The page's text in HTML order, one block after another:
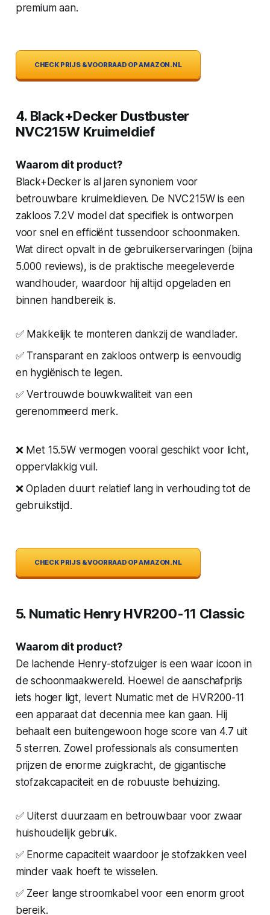
premium aan.
CHECK PRIJS & VOORRAAD OP AMAZON.NL
4. Black+Decker Dustbuster
NVC215W Kruimeldief
Waarom dit product?
Black+Decker is al jaren synoniem voor
betrouwbare kruimeldieven. De NVC215W is een
zakloos 7.2V model dat specifiek is ontworpen
voor snel en efficiënt tussendoor schoonmaken.
Wat direct opvalt in de gebruikerservaringen (bijna
5.000 reviews), is de praktische meegeleverde
wandhouder, waardoor hij altijd opgeladen en
binnen handbereik is.
✅ Makkelijk te monteren dankzij de wandlader.
✅ Transparant en zakloos ontwerp is eenvoudig
en hygiënisch te legen.
✅ Vertrouwde bouwkwaliteit van een
gerenommeerd merk.
❌ Met 15.5W vermogen vooral geschikt voor licht,
oppervlakkig vuil.
❌ Opladen duurt relatief lang in verhouding tot de
gebruikstijd.
CHECK PRIJS & VOORRAAD OP AMAZON.NL
5. Numatic Henry HVR200-11 Classic
Waarom dit product?
De lachende Henry-stofzuiger is een waar icoon in
de schoonmaakwereld. Hoewel de aanschafprijs
iets hoger ligt, levert Numatic met de HVR200-11
een apparaat dat decennia mee kan gaan. Hij
behaalt een buitengewoon hoge score van 4.7 uit
5 sterren. Zowel professionals als consumenten
prijzen de enorme zuigkracht, de gigantische
stofzakcapaciteit en de robuuste behuizing.
✅ Uiterst duurzaam en betrouwbaar voor zwaar
huishoudelijk gebruik.
✅ Enorme capaciteit waardoor je stofzakken veel
minder vaak hoeft te wisselen.
✅ Zeer lange stroomkabel voor een enorm groot
bereik.